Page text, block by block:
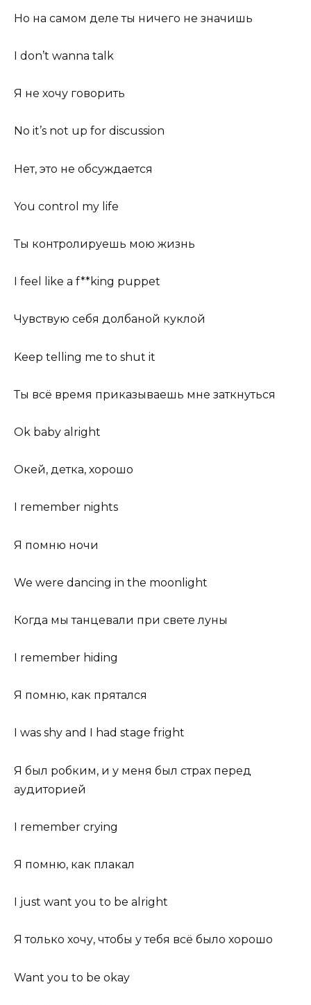
Но на самом деле ты ничего не значишь
I don’t wanna talk
Я не хочу говорить
No it’s not up for discussion
Нет, это не обсуждается
You control my life
Ты контролируешь мою жизнь
I feel like a f**king puppet
Чувствую себя долбаной куклой
Keep telling me to shut it
Ты всё время приказываешь мне заткнуться
Ok baby alright
Окей, детка, хорошо
I remember nights
Я помню ночи
We were dancing in the moonlight
Когда мы танцевали при свете луны
I remember hiding
Я помню, как прятался
I was shy and I had stage fright
Я был робким, и у меня был страх перед
аудиторией
I remember crying
Я помню, как плакал
I just want you to be alright
Я только хочу, чтобы у тебя всё было хорошо
Want you to be okay